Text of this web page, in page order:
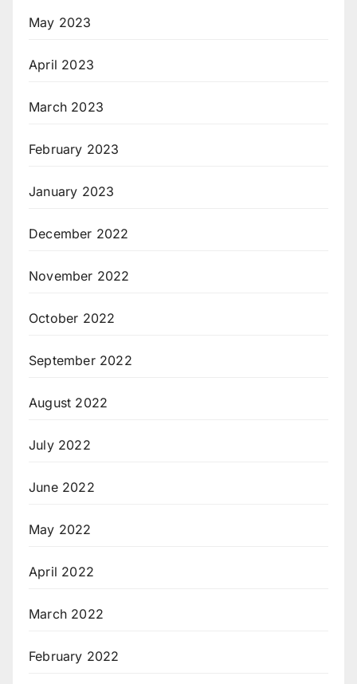
May 2023
April 2023
March 2023
February 2023
January 2023
December 2022
November 2022
October 2022
September 2022
August 2022
July 2022
June 2022
May 2022
April 2022
March 2022
February 2022